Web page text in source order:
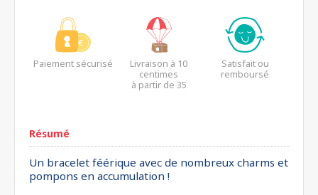
Paiement sécurisé
Livraison à 10
centimes
à partir de 35
Satisfait ou
remboursé
Résumé
Un bracelet féérique avec de nombreux charms et
pompons en accumulation !